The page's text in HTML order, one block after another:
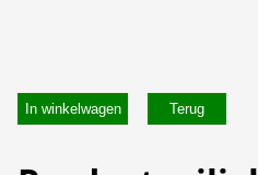
In winkelwagen